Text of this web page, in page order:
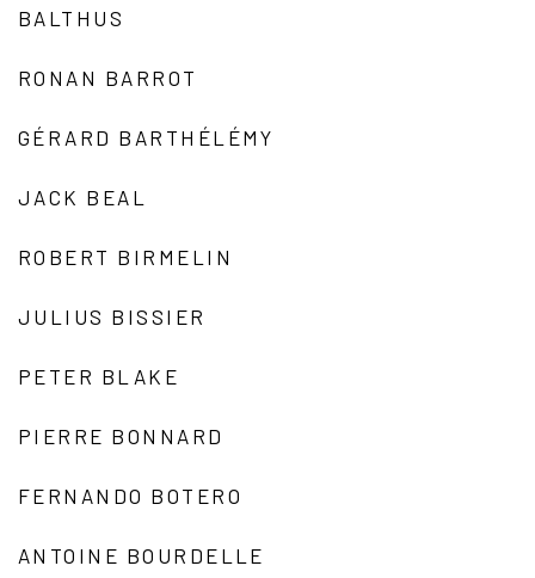
BALTHUS
RONAN BARROT
GÉRARD BARTHÉLÉMY
JACK BEAL
ROBERT BIRMELIN
JULIUS BISSIER
PETER BLAKE
PIERRE BONNARD
FERNANDO BOTERO
ANTOINE BOURDELLE